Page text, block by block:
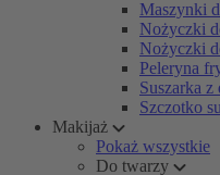
Maszynki
Nożyczki
Nożyczki
Peleryna
Suszarka
Szczotko
Makijaż
Pokaż wszystkie
Do twarzy